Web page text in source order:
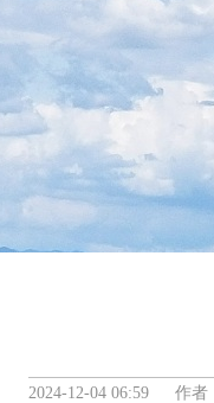
2024-12-04 06:59 作者